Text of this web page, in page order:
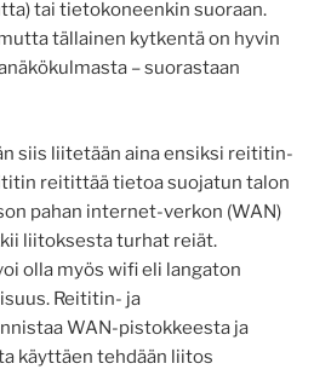
tai tietokoneenkin suoraan.
tällainen kytkentä on hyvin
– suorastaan
siis liitetään aina ensiksi reititin-
reitittää tietoa suojatun talon
pahan internet-verkon (WAN)
liitoksesta turhat reiät.
olla myös wifi eli langaton
Reititin- ja
WAN-pistokkeesta ja
käyttäen tehdään liitos